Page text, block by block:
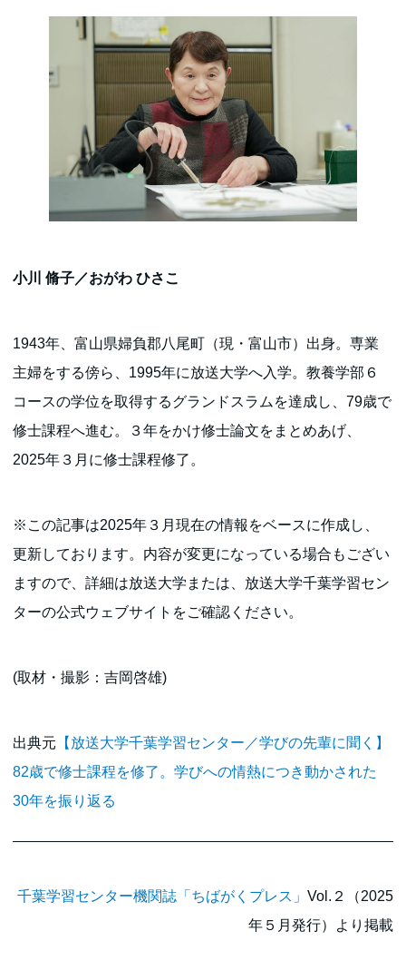
小川 脩子／おがわ ひさこ
1943年、富山県婦負郡八尾町（現・富山市）出身。専業
主婦をする傍ら、1995年に放送大学へ入学。教養学部６
コースの学位を取得するグランドスラムを達成し、79歳で
修士課程へ進む。３年をかけ修士論文をまとめあげ、
2025年３月に修士課程修了。
※この記事は2025年３月現在の情報をベースに作成し、
更新しております。内容が変更になっている場合もござい
ますので、詳細は放送大学または、放送大学千葉学習セン
ターの公式ウェブサイトをご確認ください。
(取材・撮影：吉岡啓雄)
出典元 【放送大学千葉学習センター／学びの先輩に聞く】
82歳で修士課程を修了。学びへの情熱につき動かされた
30年を振り返る
千葉学習センター機関誌「ちばがくプレス」 Vol.２（2025
年５月発行）より掲載